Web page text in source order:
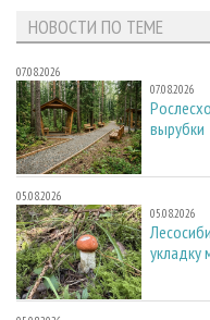
НОВОСТИ ПО ТЕМЕ
07.08.2026
07.08.2026
вырубки
05.08.2026
05.08.2026
укладку